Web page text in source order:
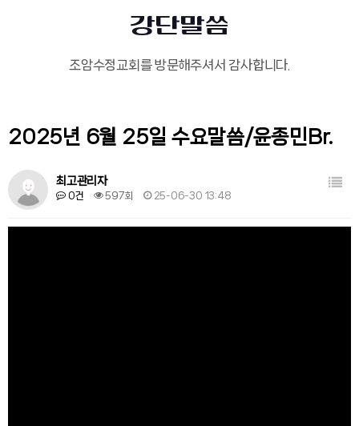
강단말씀
조암수정교회를 방문해주셔서 감사합니다.
2025년 6월 25일 수요말씀/윤종민Br.
최고관리자
0건 597회 25-06-30 13:48